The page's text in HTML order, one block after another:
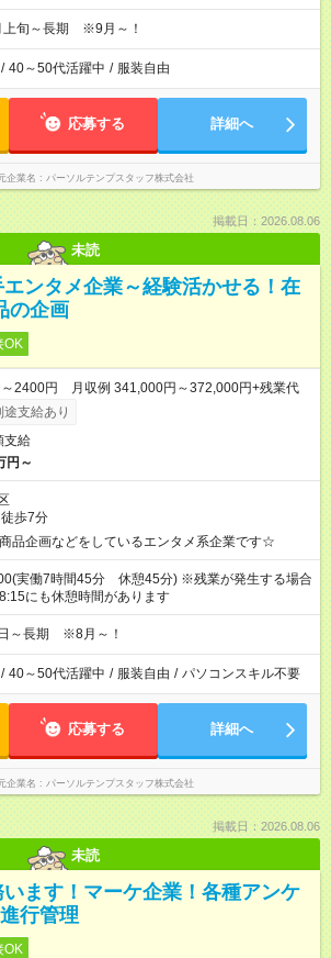
上旬～長期 ※9月～！
/ 40～50代活躍中 / 服装自由
応募する 詳細へ
企業名 パーソルテンプスタッフ株式会社
掲載日：2026.08.06
未読
ンタメ企業～経験活かせる！在
の企画
OK
2400円 月収例 341,000円～372,000円+残業代
支給あり
支給
円～
歩7分
品企画などをしているエンタメ系企業です☆
実働7時間45分 休憩45分) ※残業が発生する場合
にも休憩時間があります
日～長期 ※8月～！
/ 40～50代活躍中 / 服装自由 / パソコンスキル不要
応募する 詳細へ
企業名 パーソルテンプスタッフ株式会社
掲載日：2026.08.06
未読
ます！マーケ企業！各種アンケ
行管理
OK